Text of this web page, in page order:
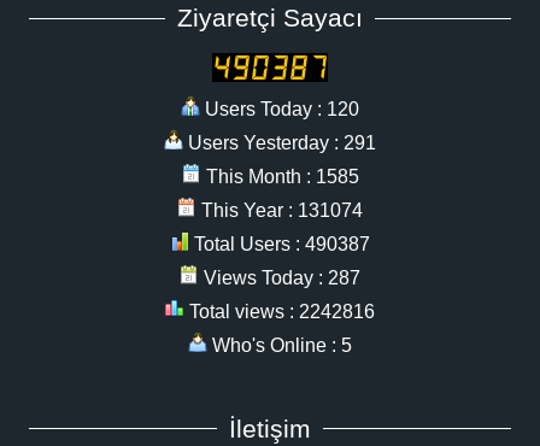
Ziyaretçi Sayacı
Users Today : 120
Users Yesterday : 291
This Month : 1585
This Year : 131074
Total Users : 490387
Views Today : 287
Total views : 2242816
Who's Online : 5
İletişim